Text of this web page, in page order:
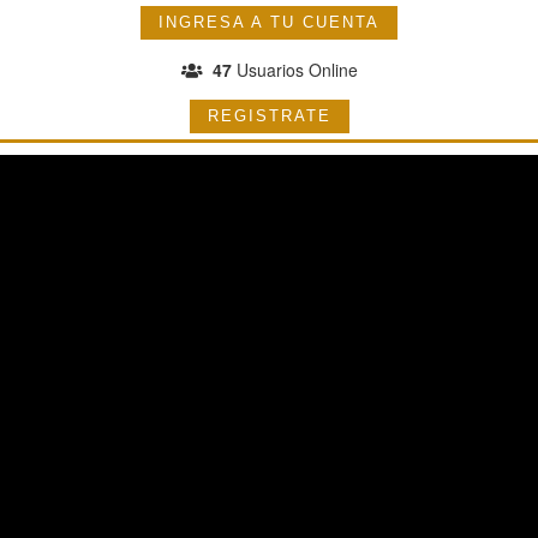
INGRESA A TU CUENTA
47Usuarios Online
REGISTRATE